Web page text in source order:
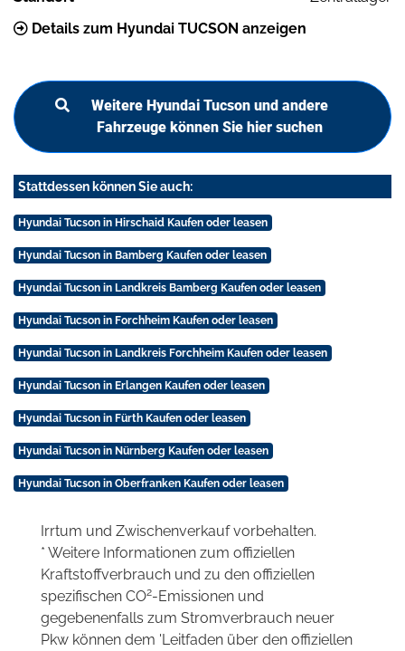
Details zum Hyundai TUCSON anzeigen
Weitere Hyundai Tucson und andere
Fahrzeuge können Sie hier suchen
Stattdessen können Sie auch:
Hyundai Tucson in Hirschaid Kaufen oder leasen
Hyundai Tucson in Bamberg Kaufen oder leasen
Hyundai Tucson in Landkreis Bamberg Kaufen oder leasen
Hyundai Tucson in Forchheim Kaufen oder leasen
Hyundai Tucson in Landkreis Forchheim Kaufen oder leasen
Hyundai Tucson in Erlangen Kaufen oder leasen
Hyundai Tucson in Fürth Kaufen oder leasen
Hyundai Tucson in Nürnberg Kaufen oder leasen
Hyundai Tucson in Oberfranken Kaufen oder leasen
Irrtum und Zwischenverkauf vorbehalten.
* Weitere Informationen zum offiziellen
Kraftstoffverbrauch und zu den offiziellen
spezifischen CO2-Emissionen und
gegebenenfalls zum Stromverbrauch neuer
Pkw können dem 'Leitfaden über den offiziellen